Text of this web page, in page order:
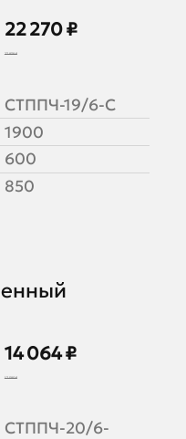
22 270 ₽
27 838 ₽
СТППЧ-19/6-С
1900
600
850
14 064 ₽
17 580 ₽
СТППЧ-20/6-